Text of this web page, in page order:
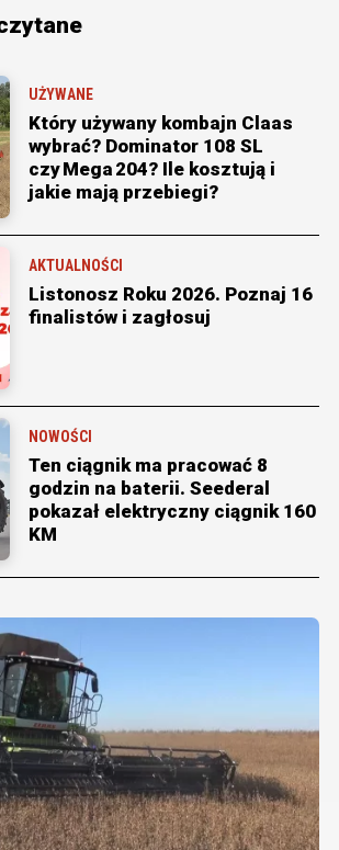
UŻYWANE
Który używany kombajn Claas
wybrać? Dominator 108 SL
czy Mega 204? Ile kosztują i
jakie mają przebiegi?
AKTUALNOŚCI
Listonosz Roku 2026. Poznaj 16
finalistów i zagłosuj
NOWOŚCI
Ten ciągnik ma pracować 8
godzin na baterii. Seederal
pokazał elektryczny ciągnik 160
KM